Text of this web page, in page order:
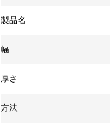
製品名
幅
厚さ
方法